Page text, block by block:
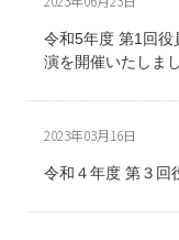
令和5年度 第1回役
演を開催いたしまし
2023年03月16日
令和４年度 第３回